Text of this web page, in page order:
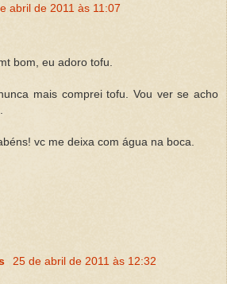
abril de 2011 às 11:07
bom, eu adoro tofu.
mais comprei tofu. Vou ver se acho
vc me deixa com água na boca.
25 de abril de 2011 às 12:32